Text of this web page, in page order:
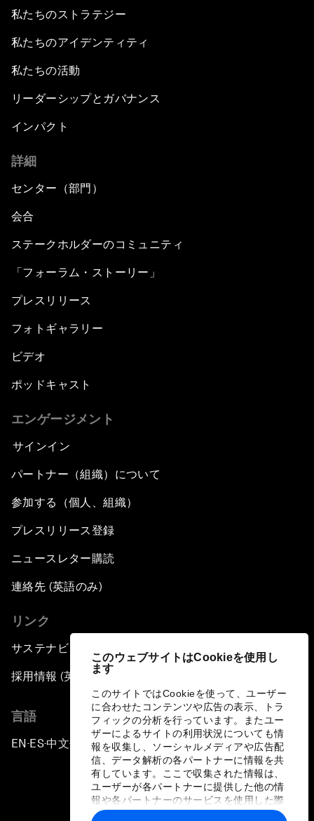
このウェブサイトはCookieを使用し
ます
このサイトではCookieを使って、ユーザー
に合わせたコンテンツや広告の表示、トラ
フィックの分析を行っています。またユー
ザーによるサイトの利用状況についても情
報を収集し、ソーシャルメディアや広告配
信、データ解析の各パートナーに情報を共
有しています。ここで収集された情報は、
ユーザーが各パートナーに提供した他の情
報や各パートナーのサービスを使用した際
に収集された情報と組み合わされ、各パー
私たちのストラテジー
私たちのアイデンティティ
私たちの活動
リーダーシップとガバナンス
インパクト
詳細
センター（部門）
会合
ステークホルダーのコミュニティ
「フォーラム・ストーリー」
プレスリリース
フォトギャラリー
ビデオ
ポッドキャスト
エンゲージメント
サインイン
パートナー（組織）について
参加する（個人、組織）
プレスリリース登録
ニュースレター購読
連絡先 (英語のみ)
リンク
サステナビリティへの取り組み
採用情報 (英語のみ)
言語
EN ▪ES▪中文▪ 日本語